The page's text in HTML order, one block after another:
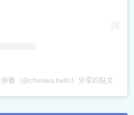
保養（@chelsea.hello）分享的貼文